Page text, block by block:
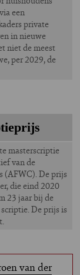
een
private
in nieuwe
niet de meest
per 2029, de
masterscriptie
van de
(AFWC). De prijs
die eind 2020
23 jaar bij de
De prijs is
van der